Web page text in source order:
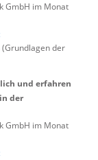
GmbH im Monat
(Grundlagen der
und erfahren
der
GmbH im Monat